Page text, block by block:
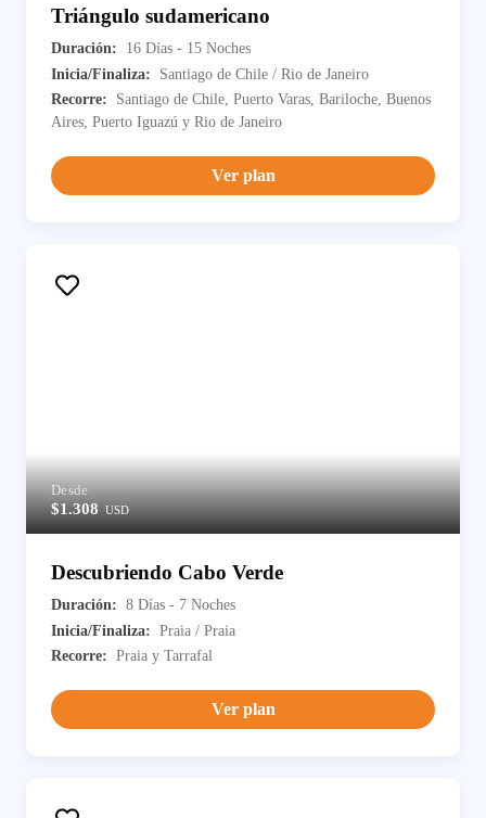
Triángulo sudamericano
Duración:
16 Días - 15 Noches
Inicia/Finaliza:
Santiago de Chile / Rio de Janeiro
Recorre:
Santiago de Chile, Puerto Varas, Bariloche, Buenos
Aires, Puerto Iguazú y Rio de Janeiro
Ver plan
Desde
$1.308USD
Descubriendo Cabo Verde
Duración: 8 Días - 7 Noches
Inicia/Finaliza: Praia / Praia
Recorre: Praia y Tarrafal
Ver plan